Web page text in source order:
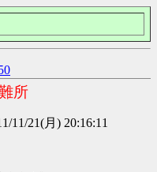
所
11/21(月) 20:16:11